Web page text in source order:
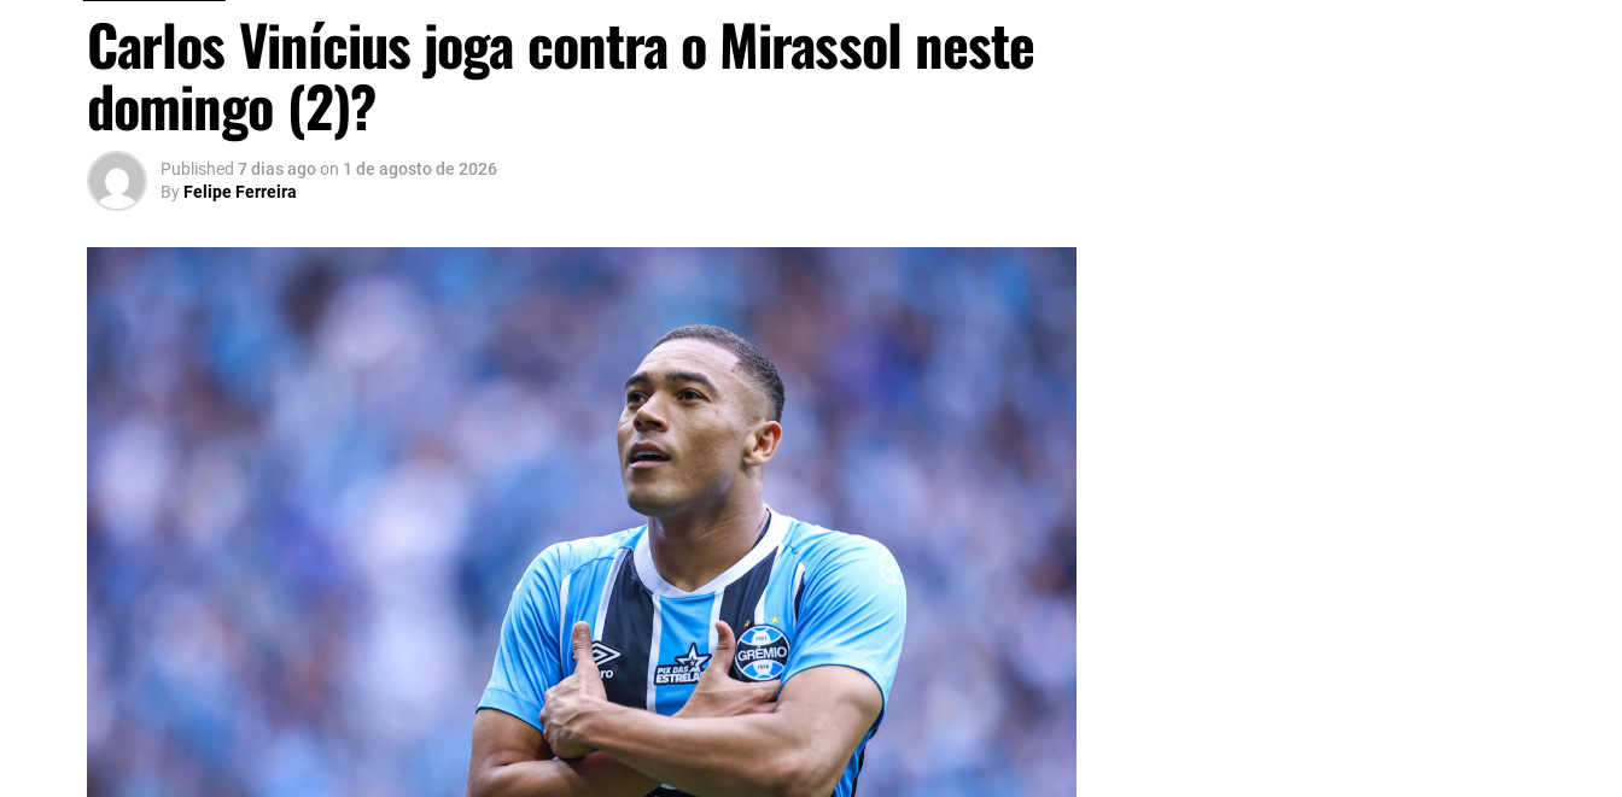
Carlos Vinícius joga contra o Mirassol neste
domingo (2)?
Published 7 dias agoon 1 de agosto de 2026
ByFelipe Ferreira